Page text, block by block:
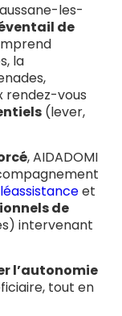
les-
de
la
rendez-vous
(lever,
, AIDADOMI
et
de
intervenant
l’autonomie
tout en